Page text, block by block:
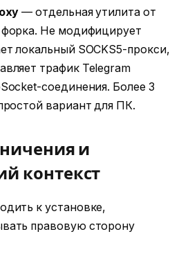
— отдельная утилита от
Не модифицирует
локальный SOCKS5-прокси,
трафик Telegram
соединения. Более 3
вариант для ПК.
и
контекст
к установке,
правовую сторону